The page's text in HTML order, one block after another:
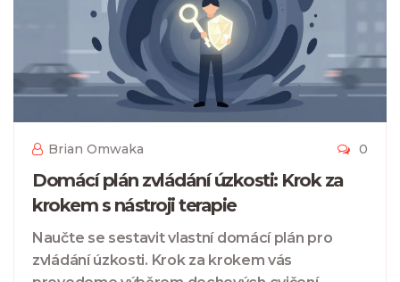
Brian Omwaka 0
Domácí plán zvládání úzkosti: Krok za
krokem s nástroji terapie
Naučte se sestavit vlastní domácí plán pro
zvládání úzkosti. Krok za krokem vás